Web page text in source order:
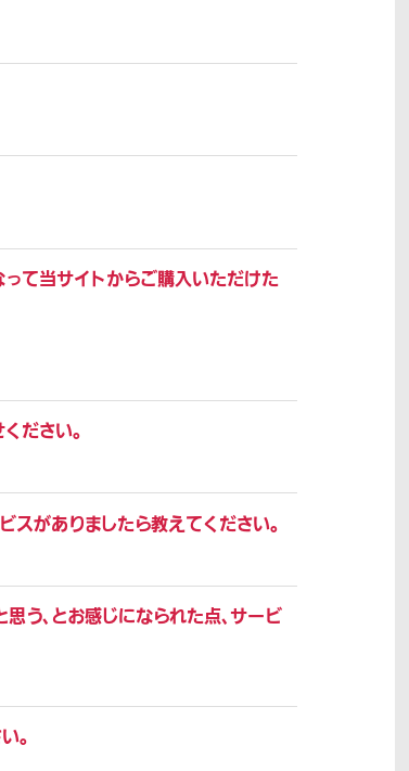
って当サイトからご購入いただけた
ださい。
スがありましたら教えてください。
う、とお感じになられた点、サービ
。